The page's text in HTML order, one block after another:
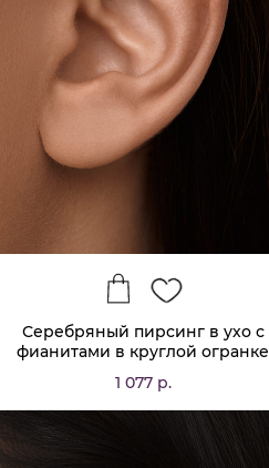
Серебряный пирсинг в ухо с
фианитами в круглой огранке
1 077 р.